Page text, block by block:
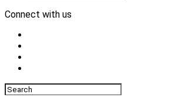
Connect with us